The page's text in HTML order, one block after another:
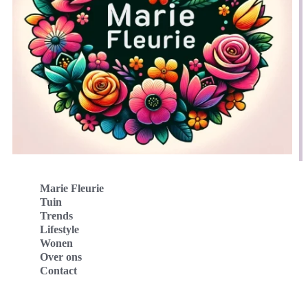
Marie Fleurie
Tuin
Trends
Lifestyle
Wonen
Over ons
Contact